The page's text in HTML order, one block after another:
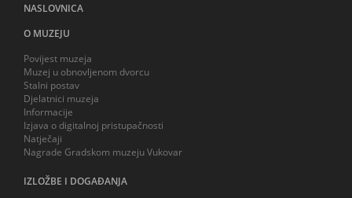
NASLOVNICA
O MUZEJU
Povijest muzeja
Muzej u obnovljenom dvorcu
Stalni postav
Djelatnici muzeja
Informacije
Izjava o digitalnoj pristupačnosti
Natječaji
Nagrade Gradskom muzeju Vukovar
IZLOŽBE I DOGAĐANJA